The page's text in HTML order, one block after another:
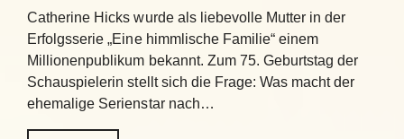
Catherine Hicks wurde als liebevolle Mutter in der
Erfolgsserie „Eine himmlische Familie“ einem
Millionenpublikum bekannt. Zum 75. Geburtstag der
Schauspielerin stellt sich die Frage: Was macht der
ehemalige Serienstar nach…